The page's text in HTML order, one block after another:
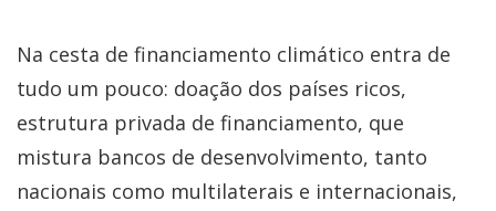
Na cesta de financiamento climático entra de
tudo um pouco: doação dos países ricos,
estrutura privada de financiamento, que
mistura bancos de desenvolvimento, tanto
nacionais como multilaterais e internacionais,